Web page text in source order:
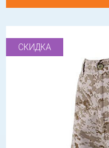
СКИДКА